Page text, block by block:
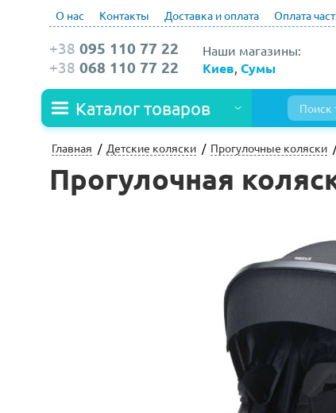
О нас Контакты Доставка и оплата Оплата
Наши магазины:
Киев Сумы
+38 095 110 77 22
+38 068 110 77 22
Каталог товаров
Главная Детские коляски Прогулочные коляски
Прогулочная